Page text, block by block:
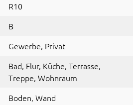
R10
B
Gewerbe, Privat
Bad, Flur, Küche, Terrasse,
Treppe, Wohnraum
Boden, Wand